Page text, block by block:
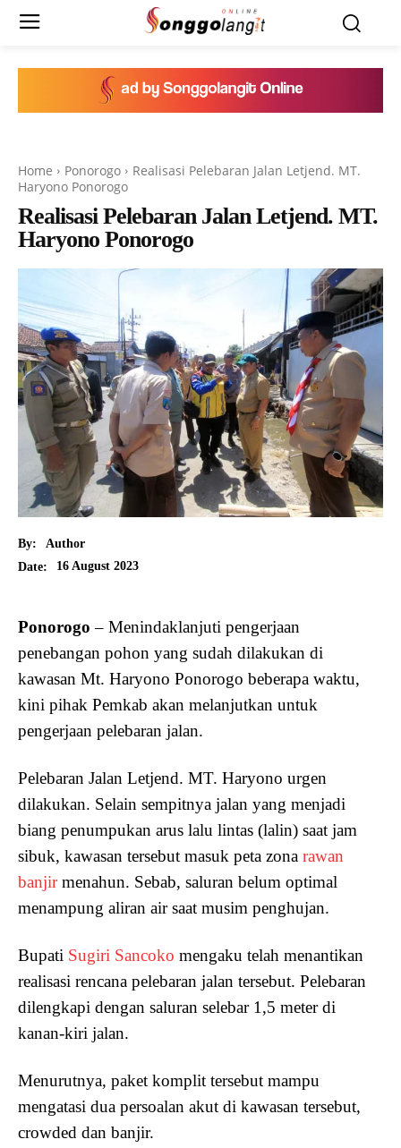
Home Ponorogo
Realisasi Pelebaran Jalan Letjend. MT.
Haryono Ponorogo
Realisasi Pelebaran Jalan Letjend. MT.
Haryono Ponorogo
By:
Author
Date:
16 August 2023
Ponorogo– Menindaklanjuti pengerjaan
penebangan pohon yang sudah dilakukan di
kawasan Mt. Haryono Ponorogo beberapa waktu,
kini pihak Pemkab akan melanjutkan untuk
pengerjaan pelebaran jalan.
Pelebaran Jalan Letjend. MT. Haryono urgen
dilakukan. Selain sempitnya jalan yang menjadi
biang penumpukan arus lalu lintas (lalin) saat jam
sibuk, kawasan tersebut masuk peta zona rawan
banjirmenahun. Sebab, saluran belum optimal
menampung aliran air saat musim penghujan.
Bupati Sugiri Sancoko mengaku telah menantikan
realisasi rencana pelebaran jalan tersebut. Pelebaran
dilengkapi dengan saluran selebar 1,5 meter di
kanan-kiri jalan.
Menurutnya, paket komplit tersebut mampu
mengatasi dua persoalan akut di kawasan tersebut,
crowded dan banjir.